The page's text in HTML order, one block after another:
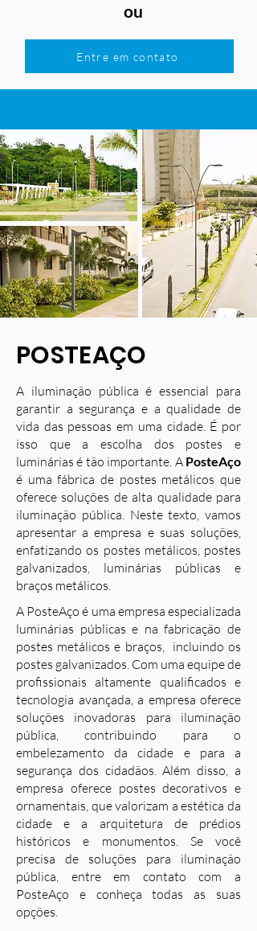
ou
Entre em contato
POSTEAÇO
A iluminação pública é essencial para
garantir a segurança e a qualidade de
vida das pessoas em uma cidade. É por
isso que a escolha dos postes e
luminárias é tão importante. A PosteAço
é uma fábrica de postes metálicos que
oferece soluções de alta qualidade para
iluminação pública. Neste texto, vamos
apresentar a empresa e suas soluções,
enfatizando os postes metálicos, postes
galvanizados, luminárias públicas e
braços metálicos.
A PosteAço é uma empresa especializada
luminárias públicas e na fabricação de
postes metálicos e braços, incluindo os
postes galvanizados. Com uma equipe de
profissionais altamente qualificados e
tecnologia avançada, a empresa oferece
soluções inovadoras para iluminação
pública, contribuindo para o
embelezamento da cidade e para a
segurança dos cidadãos. Além disso, a
empresa oferece postes decorativos e
ornamentais, que valorizam a estética da
cidade e a arquitetura de prédios
históricos e monumentos. Se você
precisa de soluções para iluminação
pública, entre em contato com a
PosteAço e conheça todas as suas
opções.